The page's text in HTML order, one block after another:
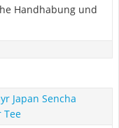
Handhabung und
Japan Sencha
Tee